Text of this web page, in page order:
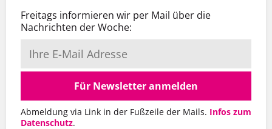
Freitags informieren wir per Mail über die
Nachrichten der Woche:
Für Newsletter anmelden
Abmeldung via Link in der Fußzeile der Mails. Infos zum
Datenschutz.